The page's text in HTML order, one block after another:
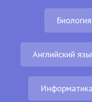
Биология
Английский
Информатика